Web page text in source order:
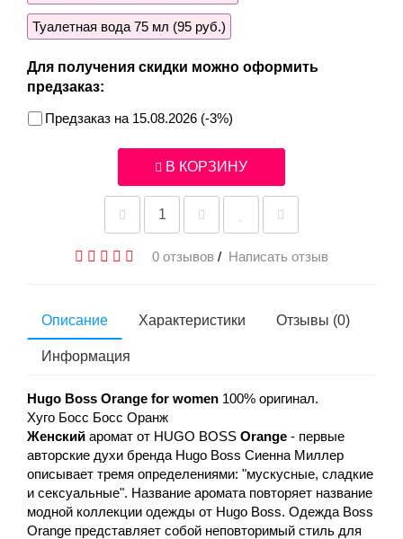
Туалетная вода 75 мл (95 руб.)
Для получения скидки можно оформить
предзаказ:
Предзаказ на 15.08.2026 (-3%)
В КОРЗИНУ
0 отзывов / Написать отзыв
Описание Характеристики Отзывы (0)
Информация
Hugo Boss Orange for women 100% оригинал.
Хуго Босс Босс Оранж
Женский аромат от HUGO BOSS Orange - первые
авторские духи бренда Hugo Boss Сиенна Миллер
описывает тремя определениями: "мускусные, сладкие
и сексуальные". Название аромата повторяет название
модной коллекции одежды от Hugo Boss. Одежда Boss
Orange представляет собой неповторимый стиль для